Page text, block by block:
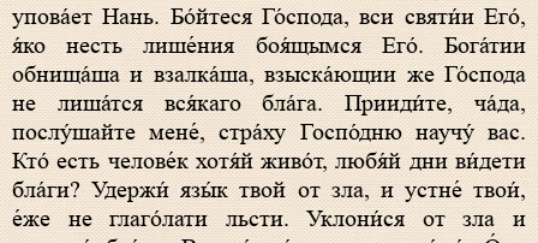
упова́ет Нань. Бо́йтеся Го́спода, вси святи́и Его́,
я́ко несть лише́ния боя́щымся Его́. Бога́тии
обнища́ша и взалка́ша, взыска́ющии же Го́спода
не лиша́тся вся́каго бла́га. Прииди́те, ча́да,
послу́шайте мене́, стра́ху Госпо́дню научу́ вас.
Кто́ есть челове́к хотя́й живо́т, любя́й дни ви́дети
бла́ги? Удержи́ язы́к твой от зла, и устне́ твои́,
е́же не глаго́лати льсти. Уклони́ся от зла и